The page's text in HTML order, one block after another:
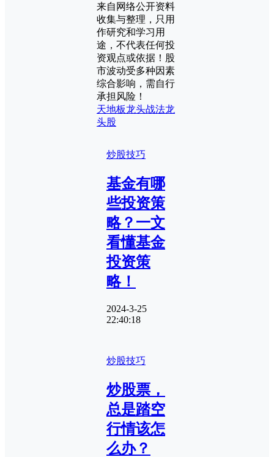
来自网络公开资料
收集与整理，只用
作研究和学习用
途，不代表任何投
资观点或依据！股
市波动受多种因素
综合影响，需自行
承担风险！
天地板龙头战法龙
头股
炒股技巧
基金有哪
些投资策
略？一文
看懂基金
投资策
略！
2024-3-25
22:40:18
炒股技巧
炒股票，
总是踏空
行情该怎
么办？